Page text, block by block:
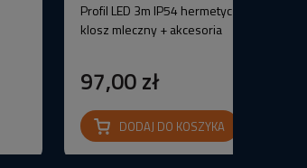
Profil LED 3m IP54 hermetyczny srebrny
klosz mleczny + akcesoria
97,00 zł
DODAJ DO KOSZYKA